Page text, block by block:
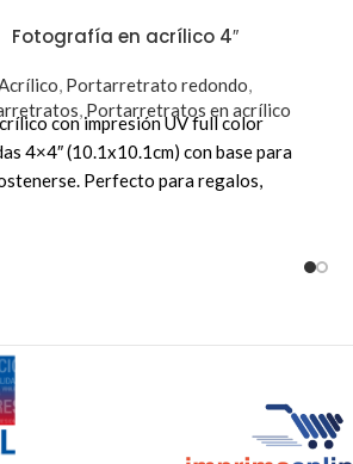
Fotografía en acrílico 4″
, Portarretrato redondo,
, Portarretratos en acrílico
con impresión UV full color
4×4″ (10.1x10.1cm) con base para
Perfecto para regalos,